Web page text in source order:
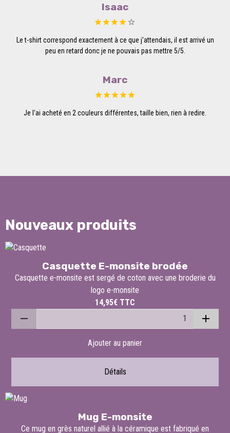
Isaac
Le t-shirt correspond exactement à ce que j'attendais, il est arrivé un
peu en retard donc je ne pouvais pas mettre 5/5.
Marc
Je l'ai acheté en 2 couleurs différentes, taille bien, rien à redire.
Nouveaux produits
Casquette E-monsite brodée
Casquette e-monsite est sergé de coton avec une broderie du
logo e-monsite
14,95€ TTC
Ajouter au panier
Détails
Mug E-monsite
Ce mug en grès naturel allié à la céramique est fabriqué en